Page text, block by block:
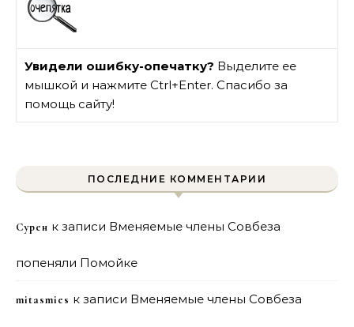
Увидели ошибку-опечатку? Выделите ее
мышкой и нажмите Ctrl+Enter. Спасибо за
помощь сайту!
ПОСЛЕДНИЕ КОММЕНТАРИИ
Сурен к записи Вменяемые члены Совбеза
попеняли Помойке
mitasmies к записи Вменяемые члены Совбеза